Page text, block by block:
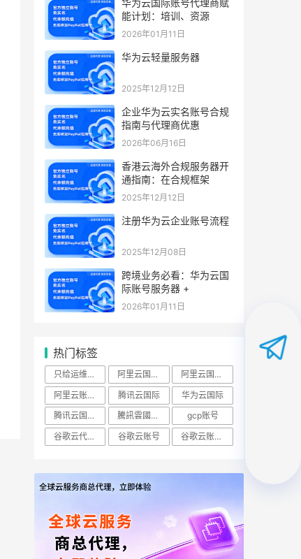
能计划：培训、资源
2026年01月11日
华为云轻量服务器
2025年12月12日
企业华为云实名账号合规
指南与代理商优惠
2026年06月16日
香港云海外合规服务器开
通指南：在合规框架
2025年12月12日
注册华为云企业账号流程
2025年12月08日
跨境业务必看：华为云国
际账号服务器 +
2026年01月11日
热门标签
只给运维开ECS查看权限怎么做？ 阿里云国际账号
阿里云国际站
阿里云账号购买：（RAM）授权
腾讯云国际
华为云国际
腾讯云国际版
騰訊雲國際站
gcp账号
谷歌云代理商
谷歌云账号 谷歌云账号购买